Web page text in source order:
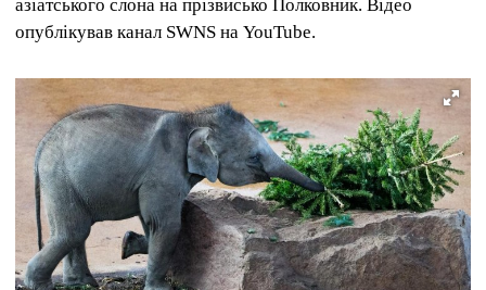
азіатського слона на прізвисько Полковник. Відео
опублікував канал SWNS на YouTube.